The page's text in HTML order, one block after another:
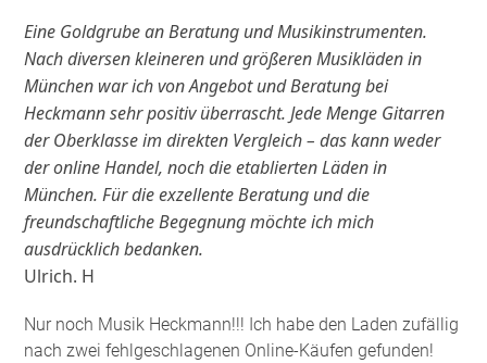
Eine Goldgrube an Beratung und Musikinstrumenten.
Nach diversen kleineren und größeren Musikläden in
München war ich von Angebot und Beratung bei
Heckmann sehr positiv überrascht. Jede Menge Gitarren
der Oberklasse im direkten Vergleich – das kann weder
der online Handel, noch die etablierten Läden in
München. Für die exzellente Beratung und die
freundschaftliche Begegnung möchte ich mich
ausdrücklich bedanken.
Ulrich. H
Nur noch Musik Heckmann!!! Ich habe den Laden zufällig
nach zwei fehlgeschlagenen Online-Käufen gefunden!